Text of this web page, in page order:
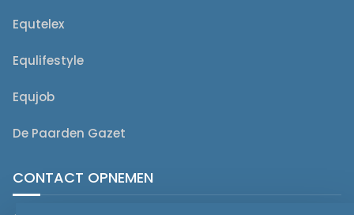
Equtelex
Equlifestyle
Equjob
De Paarden Gazet
CONTACT OPNEMEN